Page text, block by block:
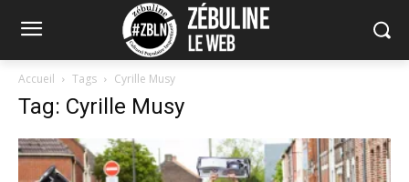
Accueil Tags Cyrille Musy
Tag: Cyrille Musy